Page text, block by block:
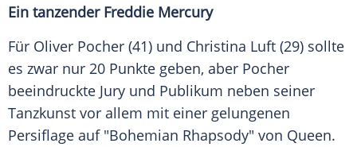
Ein tanzender Freddie Mercury
Für Oliver Pocher (41) und Christina Luft (29) sollte
es zwar nur 20 Punkte geben, aber Pocher
beeindruckte Jury und Publikum neben seiner
Tanzkunst vor allem mit einer gelungenen
Persiflage auf "Bohemian Rhapsody" von Queen.